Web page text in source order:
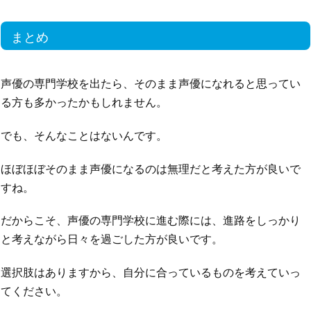
まとめ
声優の専門学校を出たら、そのまま声優になれると思ってい
る方も多かったかもしれません。
でも、そんなことはないんです。
ほぼほぼそのまま声優になるのは無理だと考えた方が良いで
すね。
だからこそ、声優の専門学校に進む際には、進路をしっかり
と考えながら日々を過ごした方が良いです。
選択肢はありますから、自分に合っているものを考えていっ
てください。